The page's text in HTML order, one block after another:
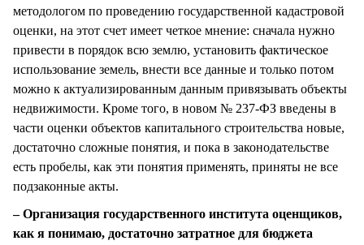
методологом по проведению государственной кадастровой
оценки, на этот счет имеет четкое мнение: сначала нужно
привести в порядок всю землю, установить фактическое
использование земель, внести все данные и только потом
можно к актуализированным данным привязывать объекты
недвижимости. Кроме того, в новом № 237-ФЗ введены в
части оценки объектов капитального строительства новые,
достаточно сложные понятия, и пока в законодательстве
есть пробелы, как эти понятия применять, приняты не все
подзаконные акты.
– Организация государственного института оценщиков,
как я понимаю, достаточно затратное для бюджета